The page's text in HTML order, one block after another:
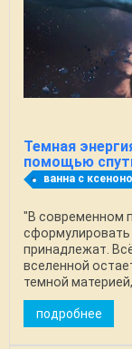
Темная
помощью
ванна с
"В современном
сформулировать
принадлежат.
вселенной
темной
подробнее